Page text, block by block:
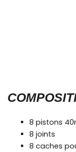
8 pistons
8 joints
8 caches